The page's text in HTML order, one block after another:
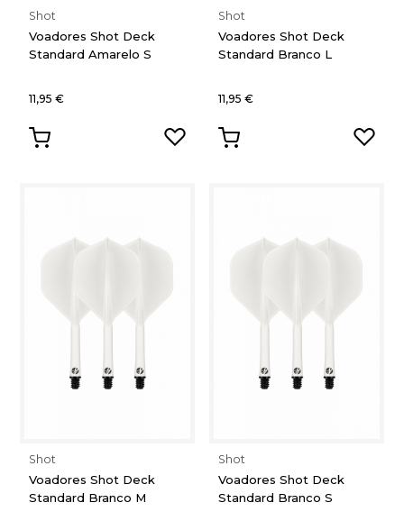
Shot
Voadores Shot Deck
Standard Amarelo S
11,95 €
Shot
Voadores Shot Deck
Standard Branco L
11,95 €
Shot
Voadores Shot Deck
Standard Branco M
Shot
Voadores Shot Deck
Standard Branco S